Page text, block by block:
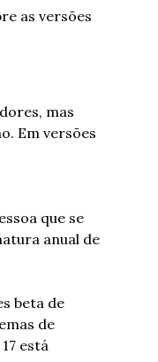
as versões
mas
Em versões
que se
anual de
beta de
de
está